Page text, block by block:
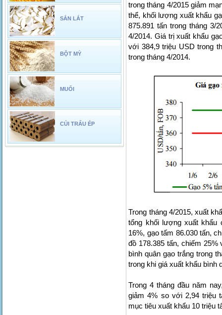
SẮN LÁT
BỘT MỲ
MUỐI
CỦI TRẤU ÉP
trong tháng 4/2015 giảm
thể, khối lượng xuất khẩu
875.891 tấn trong tháng 3/
4/2014. Giá trị xuất khẩu
với 384,9 triệu USD trong
trong tháng 4/2014.
Trong tháng 4/2015, xuất
tổng khối lượng xuất khẩu
16%, gạo tấm 86.030 tấn,
đồ 178.385 tấn, chiếm
bình quân gạo trắng trong
trong khi giá xuất khẩu bình
Trong 4 tháng đầu năm
giảm 4% so với 2,94 triệu
mục tiêu xuất khẩu 10 triệu